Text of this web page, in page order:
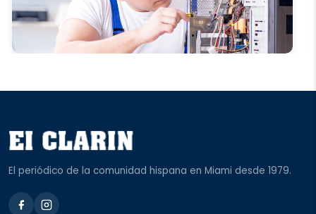
El periódico de la comunidad hispana en Miami desde 1979.